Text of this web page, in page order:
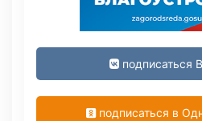
подписаться
подписаться в